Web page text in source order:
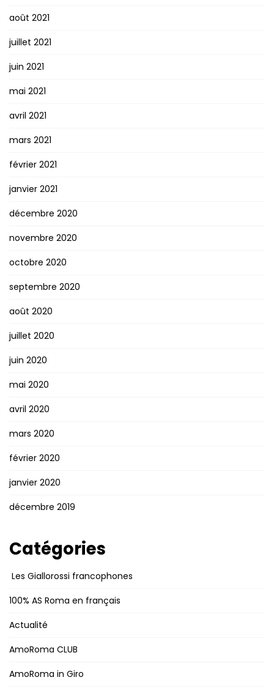
août 2021
juillet 2021
juin 2021
mai 2021
avril 2021
mars 2021
février 2021
janvier 2021
décembre 2020
novembre 2020
octobre 2020
septembre 2020
août 2020
juillet 2020
juin 2020
mai 2020
avril 2020
mars 2020
février 2020
janvier 2020
décembre 2019
Catégories
Les Giallorossi francophones
100% AS Roma en français
Actualité
AmoRoma CLUB
AmoRoma in Giro